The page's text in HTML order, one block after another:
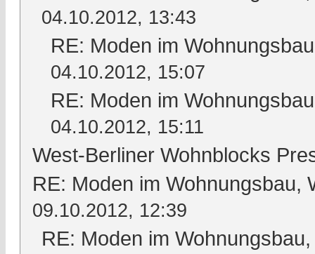
04.10.2012, 13:43
RE: Moden im
04.10.2012, 15:07
RE: Moden im
04.10.2012, 15:11
West-Berliner Wohnblocks
RE: Moden im Wohnungsbau,
09.10.2012, 12:39
RE: Moden im